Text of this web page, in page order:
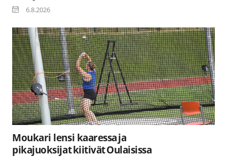
6.8.2026
Moukari lensi kaaressa ja
pikajuoksijat kiitivät Oulaisissa